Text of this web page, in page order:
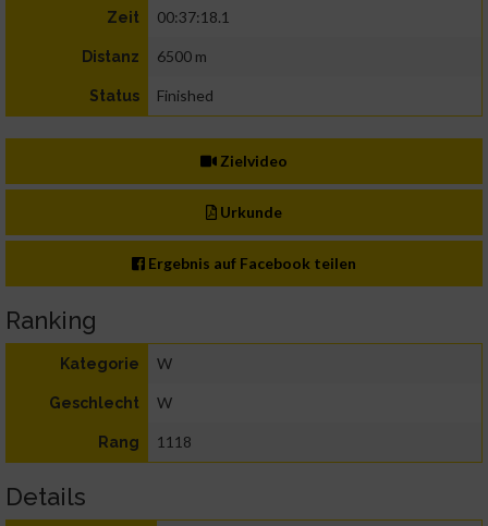
Zeit 00:37:18.1
Distanz 6500 m
Status Finished
Zielvideo
Urkunde
Ergebnis auf Facebook teilen
Ranking
Kategorie W
Geschlecht W
Rang 1118
Details